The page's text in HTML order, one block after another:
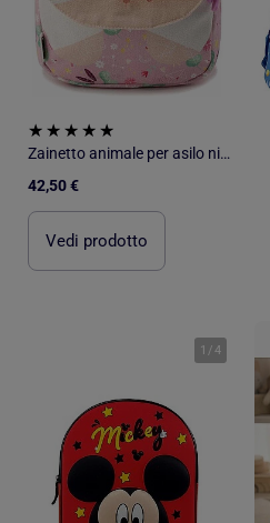
Zainetto animale per asilo nido e scuola materna | Sassi Junior
42,50 €
Vedi prodotto
1 /4